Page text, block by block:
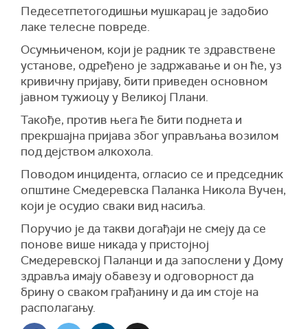
Педесетпетогодишњи мушкарац је задобио
лаке телесне повреде.
Осумњиченом, који је радник те здравствене
установе, одређено је задржавање и он ће, уз
кривичну пријаву, бити приведен основном
јавном тужиоцу у Великој Плани.
Такође, против њега ће бити поднета и
прекршајна пријава због управљања возилом
под дејством алкохола.
Поводом инцидента, огласио се и председник
општине Смедеревска Паланка Никола Вучен,
који је осудио сваки вид насиља.
Поручио је да такви догађаји не смеју да се
понове више никада у пристојној
Смедеревској Паланци и да запослени у Дому
здравља имају обавезу и одговорност да
брину о сваком грађанину и да им стоје на
располагању.